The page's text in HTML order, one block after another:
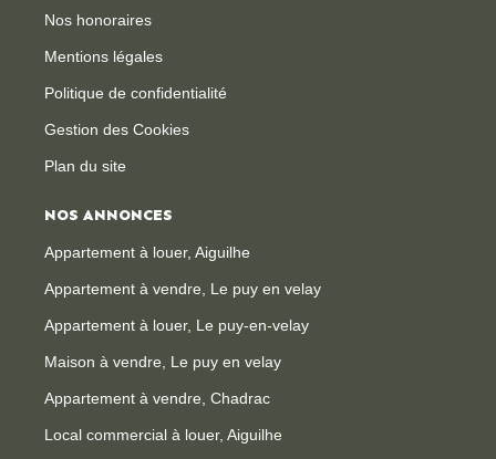
Nos honoraires
Mentions légales
Politique de confidentialité
Gestion des Cookies
Plan du site
NOS ANNONCES
Appartement à louer, Aiguilhe
Appartement à vendre, Le puy en velay
Appartement à louer, Le puy-en-velay
Maison à vendre, Le puy en velay
Appartement à vendre, Chadrac
Local commercial à louer, Aiguilhe